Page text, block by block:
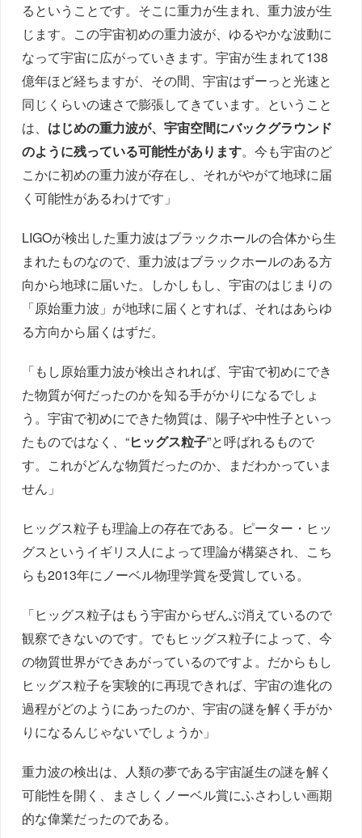
るということです。そこに重力が生まれ、重力波が生
じます。この宇宙初めの重力波が、ゆるやかな波動に
なって宇宙に広がっていきます。宇宙が生まれて138
億年ほど経ちますが、その間、宇宙はずーっと光速と
同じくらいの速さで膨張してきています。ということ
は、 はじめの重力波が、宇宙空間にバックグラウンド
のように残っている可能性があります。今も宇宙のど
こかに初めの重力波が存在し、それがやがて地球に届
く可能性があるわけです」
LIGOが検出した重力波はブラックホールの合体から生
まれたものなので、重力波はブラックホールのある方
向から地球に届いた。しかしもし、宇宙のはじまりの
「原始重力波」が地球に届くとすれば、それはあらゆ
る方向から届くはずだ。
「もし原始重力波が検出されれば、宇宙で初めにでき
た物質が何だったのかを知る手がかりになるでしょ
う。宇宙で初めにできた物質は、陽子や中性子といっ
たものではなく、“ヒッグス粒子”と呼ばれるもので
す。これがどんな物質だったのか、まだわかっていま
せん」
ヒッグス粒子も理論上の存在である。ピーター・ヒッ
グスというイギリス人によって理論が構築され、こち
らも2013年にノーベル物理学賞を受賞している。
「ヒッグス粒子はもう宇宙からぜんぶ消えているので
観察できないのです。でもヒッグス粒子によって、今
の物質世界ができあがっているのですよ。だからもし
ヒッグス粒子を実験的に再現できれば、宇宙の進化の
過程がどのようにあったのか、宇宙の謎を解く手がか
りになるんじゃないでしょうか」
重力波の検出は、人類の夢である宇宙誕生の謎を解く
可能性を開く、まさしくノーベル賞にふさわしい画期
的な偉業だったのである。